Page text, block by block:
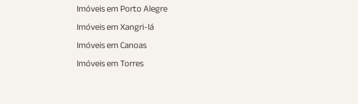
Imóveis em Porto Alegre
Imóveis em Xangri-lá
Imóveis em Canoas
Imóveis em Torres